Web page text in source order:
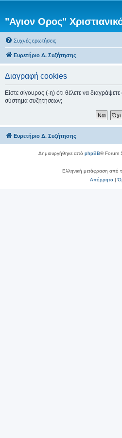
"Αγιον Ορος"
Συχνές ερωτήσεις
Ευρετήριο Δ. Συζήτησης
Διαγραφή cookies
Είστε σίγουρος (-η) ότι θέλετε να
σύστημα συζητήσεων;
Ευρετήριο Δ. Συζήτησης
Δημιουργήθηκε από phpBB® Forum
Ελληνική μετάφραση από
Απόρρητο|